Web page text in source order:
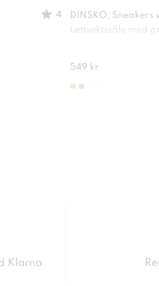
4
DINSKO,
Lettvektssåle med
549 kr
Klarna